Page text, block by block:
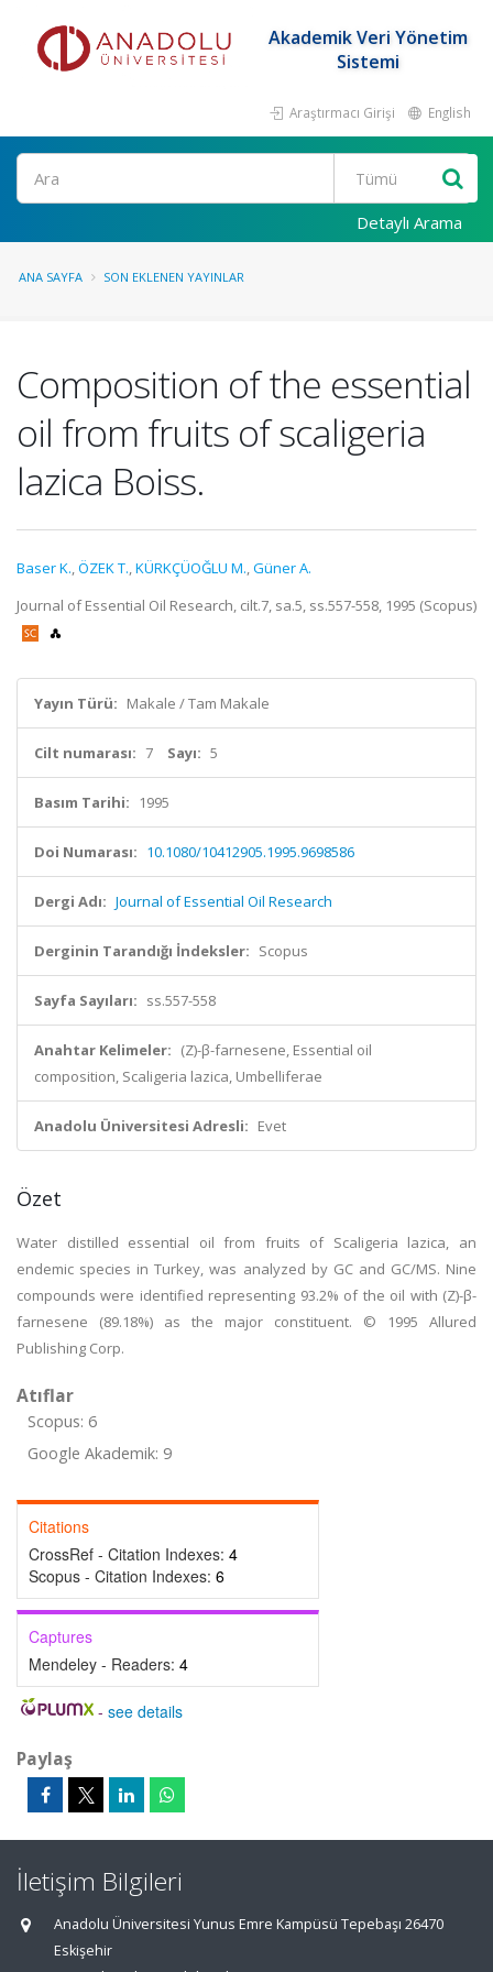
Akademik Veri Yönetim
Sistemi
Araştırmacı Girişi English
Ara
Detaylı Arama
ANA SAYFA SON EKLENEN YAYINLAR
Composition of the essential
oil from fruits of scaligeria
lazica Boiss.
Baser K.,ÖZEK T.,KÜRKÇÜOĞLU M.,Güner A.
Journal of Essential Oil Research, cilt.7, sa.5, ss.557-558, 1995 (Scopus)
Yayın Türü: Makale / Tam Makale
Cilt numarası: 7 Sayı: 5
Basım Tarihi: 1995
Doi Numarası: 10.1080/10412905.1995.9698586
Dergi Adı: Journal of Essential Oil Research
Derginin Tarandığı İndeksler: Scopus
Sayfa Sayıları: ss.557-558
Anahtar Kelimeler: (Z)-β-farnesene, Essential oil
composition, Scaligeria lazica, Umbelliferae
Anadolu Üniversitesi Adresli: Evet
Özet
Water distilled essential oil from fruits of Scaligeria lazica, an
endemic species in Turkey, was analyzed by GC and GC/MS. Nine
compounds were identified representing 93.2% of the oil with (Z)-β-
farnesene (89.18%) as the major constituent. © 1995 Allured
Publishing Corp.
Atıflar
Scopus: 6
Google Akademik: 9
Citations
CrossRef - Citation Indexes: 4
Scopus - Citation Indexes: 6
Captures
Mendeley - Readers: 4
- see details
Paylaş
İletişim Bilgileri
Anadolu Üniversitesi Yunus Emre Kampüsü Tepebaşı 26470
Eskişehir